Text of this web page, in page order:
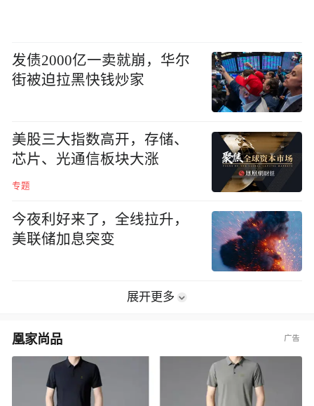
发债2000亿一卖就崩，华尔
街被迫拉黑快钱炒家
美股三大指数高开，存储、
芯片、光通信板块大涨
专题
今夜利好来了，全线拉升，
美联储加息突变
展开更多
凰家尚品